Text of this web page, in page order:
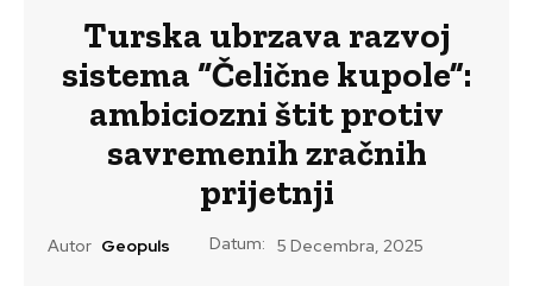
Turska ubrzava razvoj
sistema “Čelične kupole”:
ambiciozni štit protiv
savremenih zračnih
prijetnji
Autor Geopuls Datum: 5 Decembra, 2025